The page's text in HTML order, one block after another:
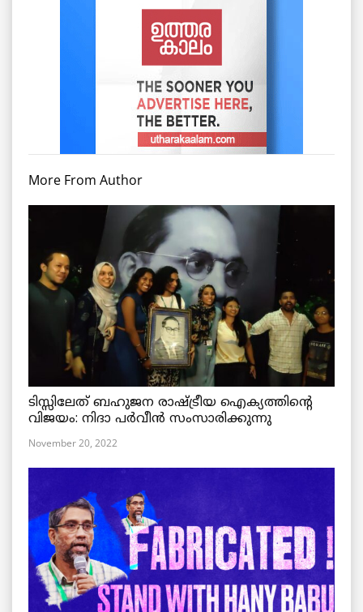
More From Author
ടിസ്സിലേത് ബഹുജന രാഷ്ട്രീയ ഐക്യത്തിന്റെ
വിജയം: നിദാ പർവീൻ സംസാരിക്കുന്നു
November 20, 2022